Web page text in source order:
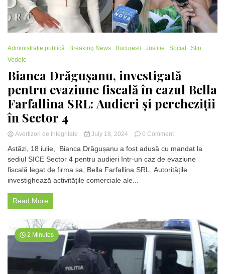
Administrație publică Breaking News Bucuresti Justitie Social
Stiri
Vedete
Bianca Drăgușanu, investigată
pentru evaziune fiscală în cazul Bella
Farfallina SRL: Audieri și percheziții
în Sector 4
Avertizori de Integritate July 18, 2024 0 Commenton
Drăgușanu,
investigată
pentru
Farfallina
SRL:
Audieri
și
percheziții
Astăzi, 18 iulie, Bianca Drăgușanu a fost adusă cu mandat la
sediul SICE Sector 4 pentru audieri într-un caz de evaziune
fiscală legat de firma sa, Bella Farfallina SRL. Autoritățile
investighează activitățile comerciale ale...
Read More
2 Minutes